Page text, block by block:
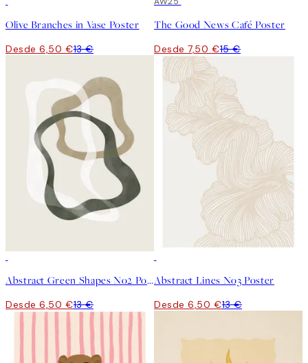
Olive Branches in Vase Poster
Desde 6,50 €13 €
The Good News Café Poster
Desde 7,50 €15 €
Abstract Green Shapes No2 Poster
Desde 6,50 €13 €
Abstract Lines No3 Poster
Desde 6,50 €13 €